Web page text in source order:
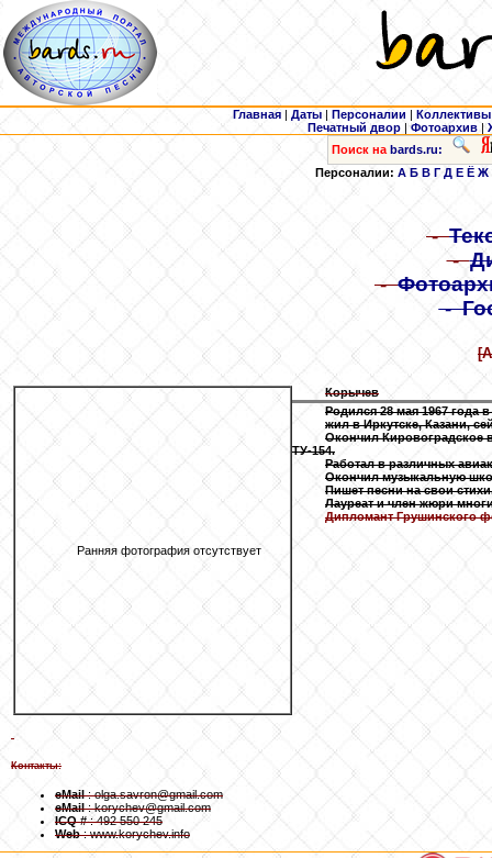
Главная | Даты | Персоналии | Коллективы
Печатный двор |Фотоархив |
Поиск на bards.ru:
Персоналии: А Б В Г Д Е Ё Ж
-
-
-
-
Ранняя фотография отсутствует
Корычев
Родился 28 мая 1967 года
жил в Иркутске, Казани,
Окончил Кировоградское
ТУ-154.
Работал в различных
Окончил музыкальную
Пишет песни на свои
Лауреат и член жюри
Дипломант Грушинского
Контакты:
eMail: olga.savron@gmail.com
eMail: korychev@gmail.com
ICQ #: 492 550 245
Web: www.korychev.info